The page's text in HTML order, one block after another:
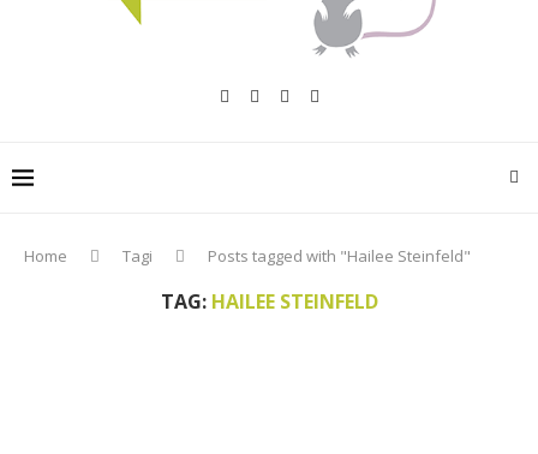
Home Tagi Posts tagged with "Hailee Steinfeld"
TAG: HAILEE STEINFELD